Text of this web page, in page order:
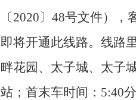
〔2020〕48号文件）
即将开通此线路。线路
畔花园、太子城、太子
站；首末车时间：5:40